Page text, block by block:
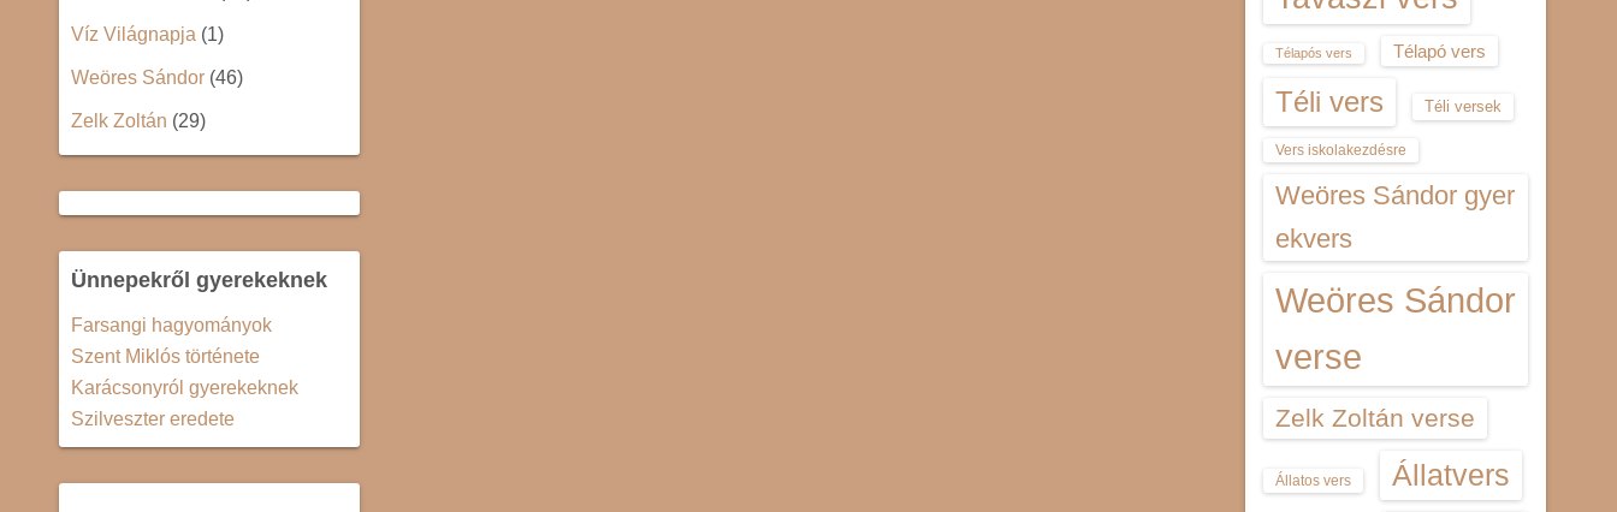
Víz Világnapja (1)
Weöres Sándor (46)
Zelk Zoltán (29)
Ünnepekről gyerekeknek
Farsangi hagyományok
Szent Miklós története
Karácsonyról gyerekeknek
Szilveszter eredete
Télapós vers Télapó vers
Téli vers Téli versek
Vers iskolakezdésre
Weöres Sándor gyer
ekvers
Weöres Sándor
verse
Zelk Zoltán verse
Állatos vers Állatvers